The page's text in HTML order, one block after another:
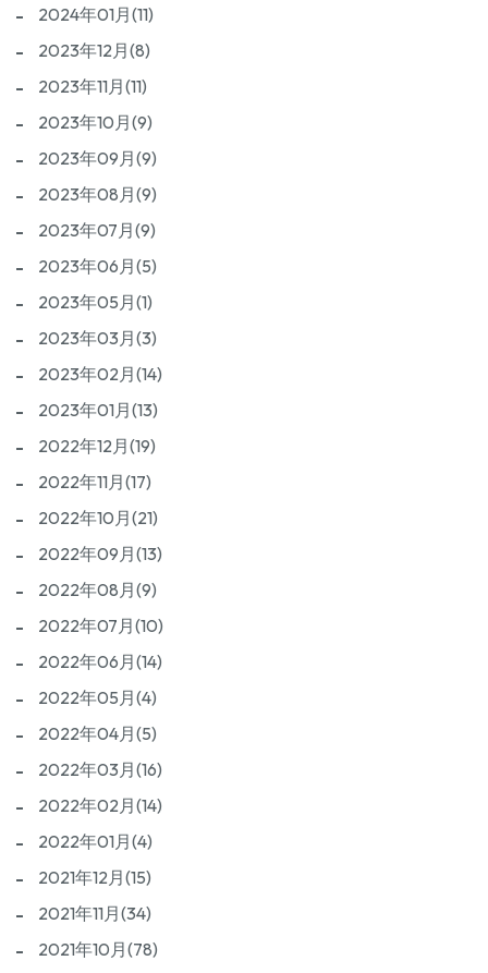
2024年01月(11)
2023年12月(8)
2023年11月(11)
2023年10月(9)
2023年09月(9)
2023年08月(9)
2023年07月(9)
2023年06月(5)
2023年05月(1)
2023年03月(3)
2023年02月(14)
2023年01月(13)
2022年12月(19)
2022年11月(17)
2022年10月(21)
2022年09月(13)
2022年08月(9)
2022年07月(10)
2022年06月(14)
2022年05月(4)
2022年04月(5)
2022年03月(16)
2022年02月(14)
2022年01月(4)
2021年12月(15)
2021年11月(34)
2021年10月(78)